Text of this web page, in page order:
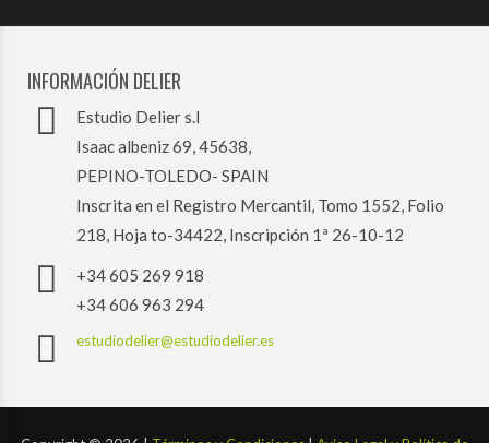
INFORMACIÓN DELIER
Estudio Delier s.l
Isaac albeniz 69, 45638,
PEPINO-TOLEDO- SPAIN
Inscrita en el Registro Mercantil, Tomo 1552, Folio
218, Hoja to-34422, Inscripción 1ª 26-10-12
+34 605 269 918
+34 606 963 294
estudiodelier@estudiodelier.es